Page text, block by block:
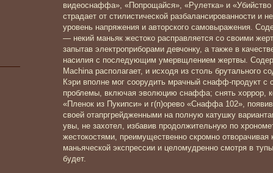
видеоснаффа», «Попрощайся», «Рулетка» и
страдает от стилистической разбалансированности и
уровень напряжения и авторского самовыражения.
— некий маньяк жестоко расправляется со своими
запытав электроприборами девчонку, а также в
насилия с последующим умервщлением жертвы.
Machina располагает, и исходя из столь брутального
Кэри вполне мог соорудить мрачный снафф-продукт с
проблемы, включая эволюцию снаффа; снять хоррор,
«Пленок из Пукипси» и г(п)орево «Снаффа 102»,
своей отапргрейдженными на полную катушку
увы, не захотел, избавив продолжительную по
жестокостями, преимущественно скромно
маньяческой экспрессии и целомудренно смотря в
будет.